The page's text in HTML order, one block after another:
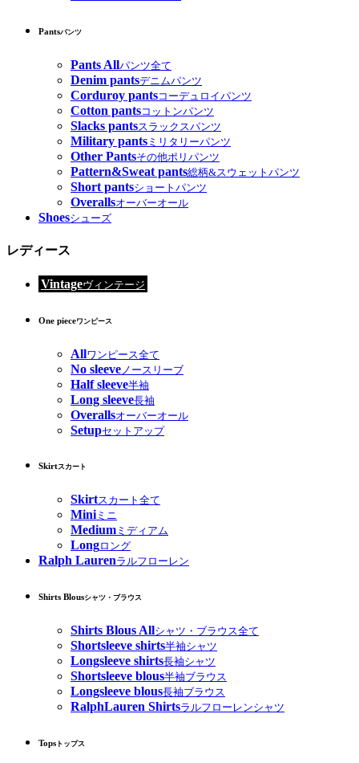
Pantsパンツ
Pants Allパンツ全て
Denim pantsデニムパンツ
Corduroy pantsコーデュロイパンツ
Cotton pantsコットンパンツ
Slacks pantsスラックスパンツ
Military pants ミリタリーパンツ
Other Pantsその他ポリパンツ
Pattern&Sweat pants総柄&スウェットパンツ
Short pantsショートパンツ
Overallsオーバーオール
Shoesシューズ
レディース
Vintageヴィンテージ
One pieceワンピース
Allワンピース全て
No sleeve ノースリーブ
Half sleeve半袖
Long sleeve長袖
Overallsオーバーオール
Setupセットアップ
Skirtスカート
Skirtスカート全て
Miniミニ
Medium ミディアム
Longロング
Ralph Laurenラルフローレン
Shirts Blousシャツ・ブラウス
Shirts Blous Allシャツ・ブラウス全て
Shortsleeve shirts半袖シャツ
Longsleeve shirts長袖シャツ
Shortsleeve blous半袖ブラウス
Longsleeve blous長袖ブラウス
RalphLauren Shirtsラルフローレンシャツ
Tops トップス